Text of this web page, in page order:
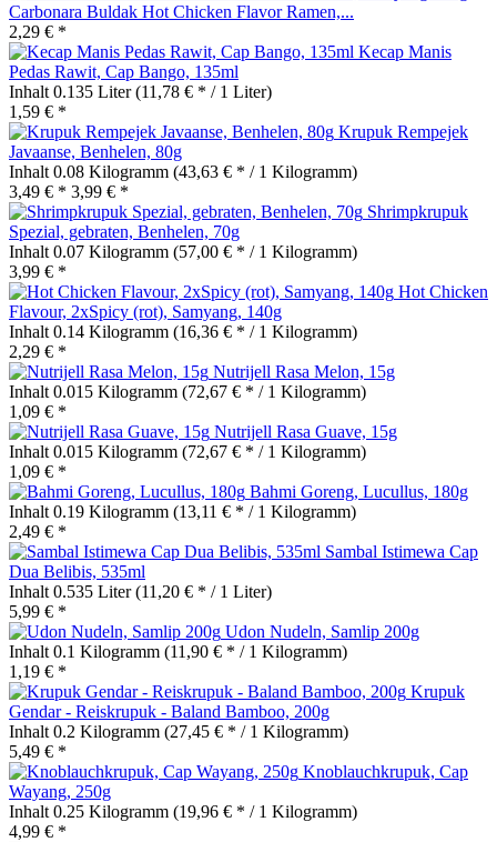
Carbonara Buldak Hot Chicken Flavor Ramen,...
2,29 € *
Kecap Manis
Pedas Rawit, Cap Bango, 135ml
Inhalt 0.135 Liter(11,78 € * / 1 Liter)
1,59 € *
Krupuk Rempejek
Javaanse, Benhelen, 80g
Inhalt 0.08 Kilogramm (43,63 € * / 1 Kilogramm)
3,49 € * 3,99 € *
Shrimpkrupuk
Spezial, gebraten, Benhelen, 70g
Inhalt 0.07 Kilogramm (57,00 € * / 1 Kilogramm)
3,99 € *
Hot Chicken
Flavour, 2xSpicy (rot), Samyang, 140g
Inhalt 0.14 Kilogramm (16,36 € * / 1 Kilogramm)
2,29 € *
Nutrijell Rasa Melon, 15g
Inhalt 0.015 Kilogramm (72,67 € * / 1 Kilogramm)
1,09 € *
Nutrijell Rasa Guave, 15g
Inhalt 0.015 Kilogramm (72,67 € * / 1 Kilogramm)
1,09 € *
Bahmi Goreng, Lucullus, 180g
Inhalt 0.19 Kilogramm (13,11 € * / 1 Kilogramm)
2,49 € *
Sambal Istimewa Cap
Dua Belibis, 535ml
Inhalt 0.535 Liter(11,20 € * / 1 Liter)
5,99 € *
Udon Nudeln, Samlip 200g
Inhalt 0.1 Kilogramm (11,90 € * / 1 Kilogramm)
1,19 € *
Krupuk
Gendar - Reiskrupuk - Baland Bamboo, 200g
Inhalt 0.2 Kilogramm (27,45 € * / 1 Kilogramm)
5,49 € *
Knoblauchkrupuk, Cap
Wayang, 250g
Inhalt 0.25 Kilogramm (19,96 € * / 1 Kilogramm)
4,99 € *